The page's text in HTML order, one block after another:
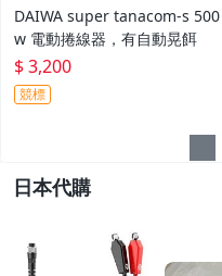
DAIWA super tanacom-s 500
w 電動捲線器，有自動晃餌
$ 3,200
競標
日本代購